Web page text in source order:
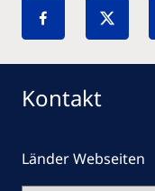
Kontakt
Länder Webseiten